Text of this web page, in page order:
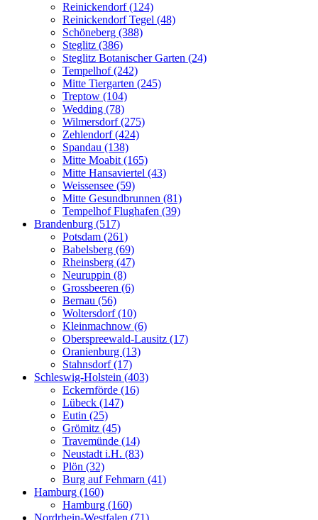
Reinickendorf (124)
Reinickendorf Tegel (48)
Schöneberg (388)
Steglitz (386)
Steglitz Botanischer Garten (24)
Tempelhof (242)
Mitte Tiergarten (245)
Treptow (104)
Wedding (78)
Wilmersdorf (275)
Zehlendorf (424)
Spandau (138)
Mitte Moabit (165)
Mitte Hansaviertel (43)
Weissensee (59)
Mitte Gesundbrunnen (81)
Tempelhof Flughafen (39)
Brandenburg (517)
Potsdam (261)
Babelsberg (69)
Rheinsberg (47)
Neuruppin (8)
Grossbeeren (6)
Bernau (56)
Woltersdorf (10)
Kleinmachnow (6)
Oberspreewald-Lausitz (17)
Oranienburg (13)
Stahnsdorf (17)
Schleswig-Holstein (403)
Eckernförde (16)
Lübeck (147)
Eutin (25)
Grömitz (45)
Travemünde (14)
Neustadt i.H. (83)
Plön (32)
Burg auf Fehmarn (41)
Hamburg (160)
Hamburg (160)
Nordrhein-Westfalen (71)